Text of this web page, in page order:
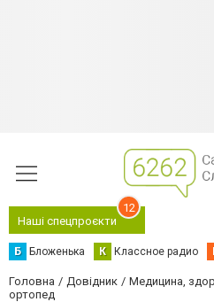
Наші спецпроєкти
12
Б Бложенька К Классное радио
Головна Довідник Медицина,
ортопед